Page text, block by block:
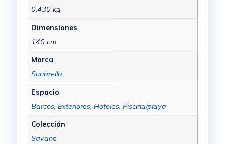
0,430 kg
Dimensiones
140 cm
Marca
Sunbrella
Espacio
Barcos, Exteriores, Hoteles, Piscina/playa
Colección
Savane